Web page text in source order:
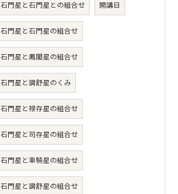
石門星と石門星との組合せ 開講日
石門星と石門星の組合せ
石門星と鳳閣星の組合せ
石門星と調舒星のくみ
石門星と禄存星の組合せ
石門星と司存星の組合せ
石門星と車騎星の組合せ
石門星と調舒星の組合せ